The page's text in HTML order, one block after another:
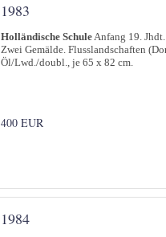
1983
Holländische SchuleAnfang 19. Jhdt.
Zwei Gemälde. Flusslandschaften
Öl/Lwd./doubl., je 65 x 82 cm.
400 EUR
1984